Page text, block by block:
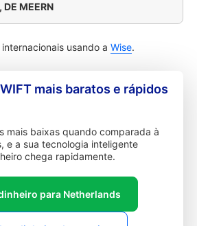
DE MEERN
usando a Wise.
mais baratos e rápidos
mais baixas quando comparada à
e a sua tecnologia inteligente
chega rapidamente.
para Netherlands